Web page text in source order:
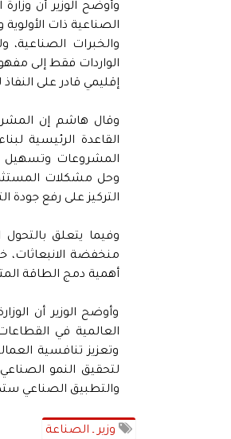
وأوضح الوزير أن
الصناعية ذات
والخبرات
الواردات فقط إلى
إقليمي قادر على
وقال هاشم إن
القاعدة الرئيسية
المشروعات وتسهيل
وحل مشكلات
التركيز على رفع جودة
وفيما يتعلق
منخفضة الانبعاثات،
أهمية دمج الطاقة
وأوضح الوزير أن
العالمية في
وتعزيز تنافسية
لتحقيق النمو
والتطبيق الصناعي
وزير ـ الصناعة